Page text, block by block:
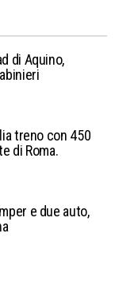
di Aquino,
treno con 450
di Roma.
e due auto,